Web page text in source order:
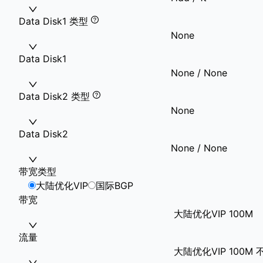
Data Disk1 类型
None
Data Disk1
None / None
Data Disk2 类型
None
Data Disk2
None / None
带宽类型
大陆优化VIP
国际BGP
带宽
大陆优化VIP 100M
流量
大陆优化VIP 100M